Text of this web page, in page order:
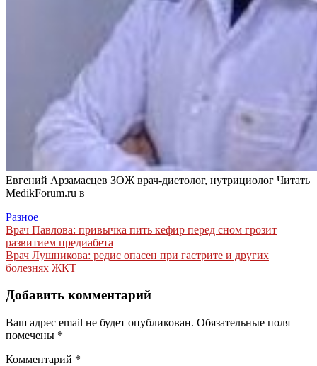
Евгений Арзамасцев ЗОЖ врач-диетолог, нутрициолог Читать
MedikForum.ru в
Разное
Навигация
по
записям
Врач Павлова: привычка пить кефир перед сном грозит
развитием предиабета
Врач Лушникова: редис опасен при гастрите и других
болезнях ЖКТ
Добавить комментарий
Ваш адрес email не будет опубликован. Обязательные поля
помечены *
Комментарий *